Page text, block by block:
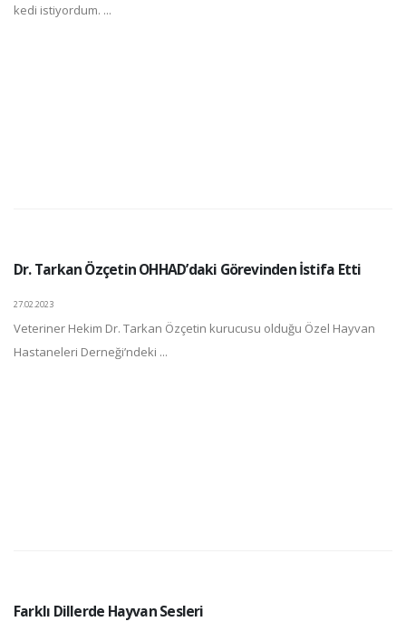
kedi istiyordum. ...
Dr. Tarkan Özçetin OHHAD’daki Görevinden İstifa Etti
27.02.2023
Veteriner Hekim Dr. Tarkan Özçetin kurucusu olduğu Özel Hayvan
Hastaneleri Derneği’ndeki ...
Farklı Dillerde Hayvan Sesleri